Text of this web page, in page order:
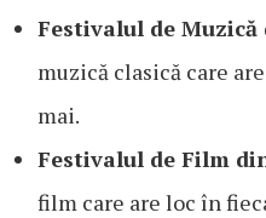
Festivalul de Muzică
muzică clasică care
mai.
Festivalul de Film
film care are loc în